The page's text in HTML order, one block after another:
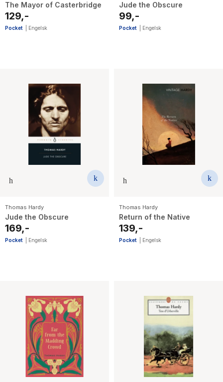
The Mayor of Casterbridge
129,-
Pocket Engelsk
Jude the Obscure
99,-
Pocket Engelsk
Thomas Hardy
Jude the Obscure
169,-
Pocket Engelsk
Thomas Hardy
Return of the Native
139,-
Pocket Engelsk